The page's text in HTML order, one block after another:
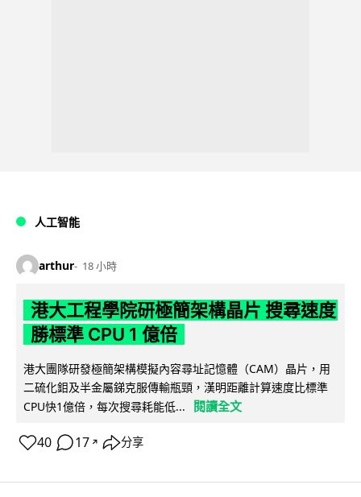
人工智能
arthur 18 小時
港大工程學院研極簡架構晶片 搜尋速度
勝標準 CPU 1 億倍
港大團隊研發極簡架構模擬內容尋址記憶體（CAM）晶片，用
二硫化鉬及半金屬銻克服傳輸瓶頸，漢明距離計算速度比標準
CPU快1億倍，每次搜尋耗能低...
閱讀全文
40 17 ↗ 分享